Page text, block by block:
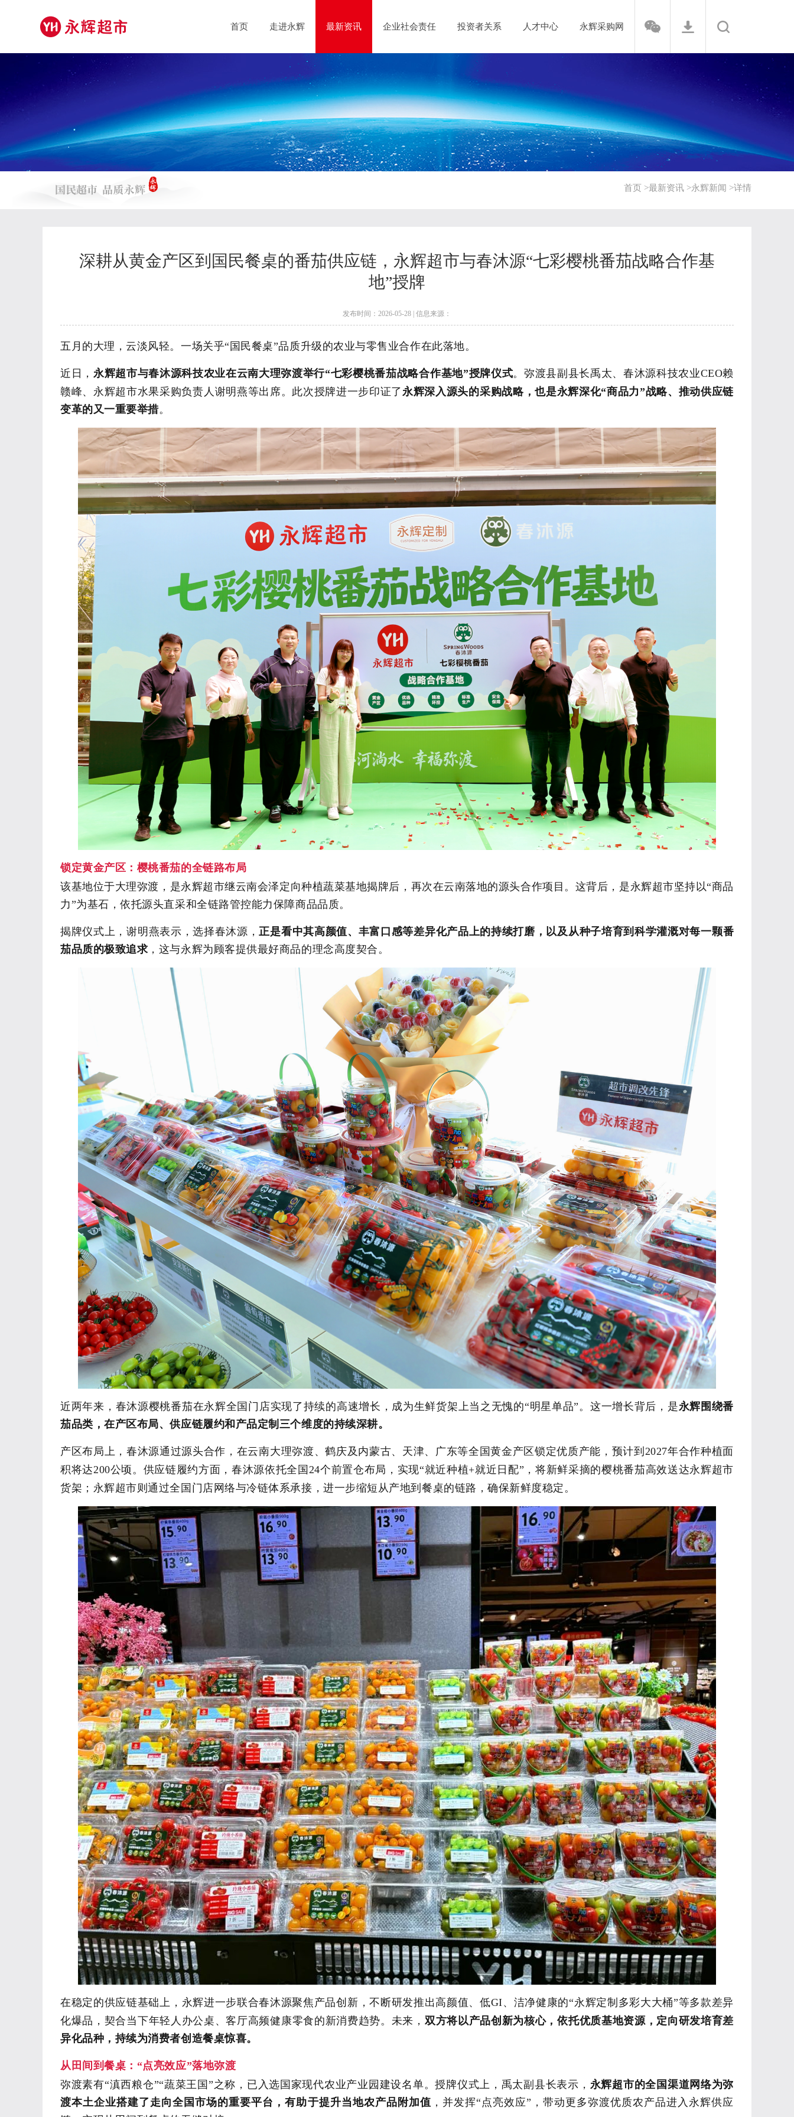
首页 走进永辉 最新资讯 企业社会责任 投资者关系 人才中心 永辉采购网
首页 >最新资讯 >永辉新闻 >详情
深耕从黄金产区到国民餐桌的番茄供应链，永辉超市与春沐源“七彩樱桃番茄战略合作基
地”授牌
发布时间：2026-05-28 | 信息来源：
五月的大理，云淡风轻。 一场关乎“国民餐桌”品质升级的农业与零售业合作在此落地。
近日 ，永辉超市与春沐源科技农业在云南大理弥渡举行“七彩樱桃番茄战略合作基地”授牌仪式。弥渡县副县长禹太、 春沐源科技农业CEO赖
赣峰、 永辉超市水果采购负责人谢明燕等出席。 此次授牌进一步印证了永辉深入源头的采购战略，也是永辉深化“商品力”战略、推动供应链
变革的又一重要举措。
锁定黄金产区： 樱桃番茄的全链路布局
该基地位于大理弥渡 ， 是永辉超市继云南会泽定向种植蔬菜基地揭牌后，再次在云南落地的源头合作项目 。 这背后，是永辉超市坚持以“商品
力”为基石，依托源头直采和全链路管控能力保障商品品质。
揭牌仪式上，谢明燕表示，选择春沐源 ，正是看中其高颜值、丰富口感等差异化产品上的持续打磨， 以及从种子培育到科学灌溉对每一颗番
茄品质的极致追求， 这与永辉为顾客提供最好商品的理念高度契合。
近两年来，春沐源樱桃番茄在永辉全国门店实现了持续的高速增长，成为生鲜货架上当之无愧的“明星单品”。 这一增长背后，是永辉围绕番
茄品类，在产区布局、供应链履约和产品定制三个维度的持续深耕。
产区布局上，春沐源通过源头合作，在云南大理弥渡、鹤庆及内蒙古、天津、广东等全国黄金产区锁定优质产能，预计到 2027年合作种植面
积将达200公顷。供应链履约方面 ，春沐源依托全国 24个前置仓布局，实现“就近种植+就近日配”，将新鲜采摘的樱桃番茄高效送达永辉超市
货架；永辉超市则通过全国门店网络与冷链体系承接，进一步缩短从产地到餐桌的链路，确保新鲜度稳定。
在稳定的供应链基础上，永辉进一步联合春沐源聚焦产品创新，不断研发推出高颜值、低GI、 洁净健康的“永辉定制多彩大大桶”等多款差异
化爆品，契合当下年轻人办公桌、客厅高频健康零食的新消费趋势。 未来， 双方将以产品创新为核心，依托优质基地资源，定向研发培育差
异化品种，持续为消费者创造餐桌惊喜。
从田间到餐桌： “点亮效应”落地弥渡
弥渡素有“滇西粮仓”“蔬菜王国”之称，已入选国家现代农业产业园建设名单。授牌仪式上， 禹太副县长表示， 永辉超市的全国渠道网络为弥
渡本土企业搭建了 走向全国市场的重要平台，有助于提升当地农产品附加值 ， 并发挥“点亮效应”，带动更多弥渡优质农产品进入永辉供应